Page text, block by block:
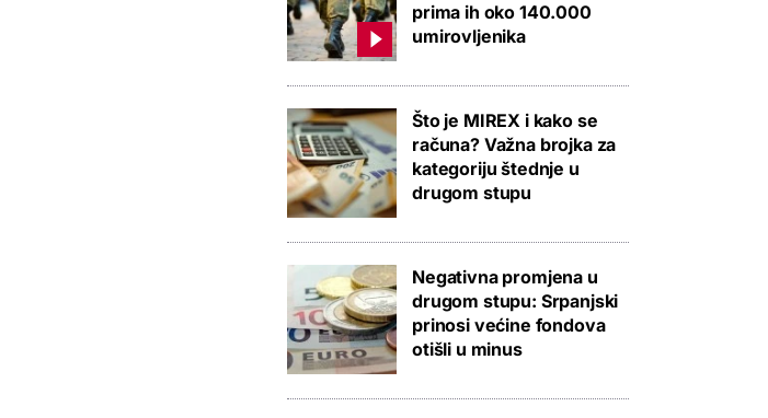
prima ih oko 140.000
umirovljenika
Što je MIREX i kako se
računa? Važna brojka za
kategoriju štednje u
drugom stupu
Negativna promjena u
drugom stupu: Srpanjski
prinosi većine fondova
otišli u minus